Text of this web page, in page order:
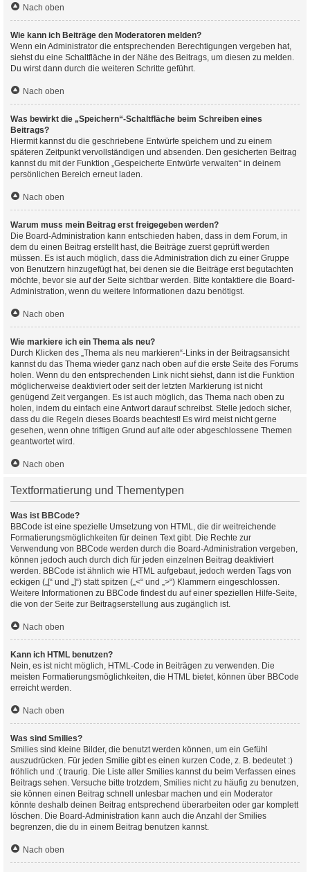
Nach oben
Wie kann ich Beiträge den Moderatoren melden?
Wenn ein Administrator die entsprechenden Berechtigungen vergeben hat,
siehst du eine Schaltfläche in der Nähe des Beitrags, um diesen zu melden.
Du wirst dann durch die weiteren Schritte geführt.
Nach oben
Was bewirkt die „Speichern“-Schaltfläche beim Schreiben eines
Beitrags?
Hiermit kannst du die geschriebene Entwürfe speichern und zu einem
späteren Zeitpunkt vervollständigen und absenden. Den gesicherten Beitrag
kannst du mit der Funktion „Gespeicherte Entwürfe verwalten“ in deinem
persönlichen Bereich erneut laden.
Nach oben
Warum muss mein Beitrag erst freigegeben werden?
Die Board-Administration kann entschieden haben, dass in dem Forum, in
dem du einen Beitrag erstellt hast, die Beiträge zuerst geprüft werden
müssen. Es ist auch möglich, dass die Administration dich zu einer Gruppe
von Benutzern hinzugefügt hat, bei denen sie die Beiträge erst begutachten
möchte, bevor sie auf der Seite sichtbar werden. Bitte kontaktiere die Board-
Administration, wenn du weitere Informationen dazu benötigst.
Nach oben
Wie markiere ich ein Thema als neu?
Durch Klicken des „Thema als neu markieren“-Links in der Beitragsansicht
kannst du das Thema wieder ganz nach oben auf die erste Seite des Forums
holen. Wenn du den entsprechenden Link nicht siehst, dann ist die Funktion
möglicherweise deaktiviert oder seit der letzten Markierung ist nicht
genügend Zeit vergangen. Es ist auch möglich, das Thema nach oben zu
holen, indem du einfach eine Antwort darauf schreibst. Stelle jedoch sicher,
dass du die Regeln dieses Boards beachtest! Es wird meist nicht gerne
gesehen, wenn ohne triftigen Grund auf alte oder abgeschlossene Themen
geantwortet wird.
Nach oben
Textformatierung und Thementypen
Was ist BBCode?
BBCode ist eine spezielle Umsetzung von HTML, die dir weitreichende
Formatierungsmöglichkeiten für deinen Text gibt. Die Rechte zur
Verwendung von BBCode werden durch die Board-Administration vergeben,
können jedoch auch durch dich für jeden einzelnen Beitrag deaktiviert
werden. BBCode ist ähnlich wie HTML aufgebaut, jedoch werden Tags von
eckigen („[“ und „]“) statt spitzen („<“ und „>“) Klammern eingeschlossen.
Weitere Informationen zu BBCode findest du auf einer speziellen Hilfe-Seite,
die von der Seite zur Beitragserstellung aus zugänglich ist.
Nach oben
Kann ich HTML benutzen?
Nein, es ist nicht möglich, HTML-Code in Beiträgen zu verwenden. Die
meisten Formatierungsmöglichkeiten, die HTML bietet, können über BBCode
erreicht werden.
Nach oben
Was sind Smilies?
Smilies sind kleine Bilder, die benutzt werden können, um ein Gefühl
auszudrücken. Für jeden Smilie gibt es einen kurzen Code, z. B. bedeutet :)
fröhlich und :( traurig. Die Liste aller Smilies kannst du beim Verfassen eines
Beitrags sehen. Versuche bitte trotzdem, Smilies nicht zu häufig zu benutzen,
sie können einen Beitrag schnell unlesbar machen und ein Moderator
könnte deshalb deinen Beitrag entsprechend überarbeiten oder gar komplett
löschen. Die Board-Administration kann auch die Anzahl der Smilies
begrenzen, die du in einem Beitrag benutzen kannst.
Nach oben